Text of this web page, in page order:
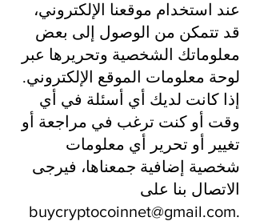
عند استخدام موقعنا الإلكتروني،
قد تتمكن من الوصول إلى بعض
معلوماتك الشخصية وتحريرها عبر
لوحة معلومات الموقع الإلكتروني.
إذا كانت لديك أي أسئلة في أي
وقت أو كنت ترغب في مراجعة أو
تغيير أو تحرير أي معلومات
شخصية إضافية جمعناها، فيرجى
الاتصال بنا على
buycryptocoinnet@gmail.com.